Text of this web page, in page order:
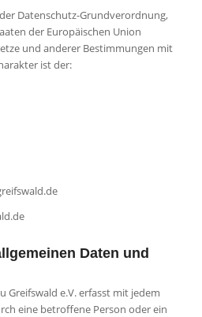
Datenschutz-Grundverordnung,
der Europäischen Union
und anderer Bestimmungen mit
ist der:
Daten und
Greifswald e.V. erfasst mit jedem
eine betroffene Person oder ein